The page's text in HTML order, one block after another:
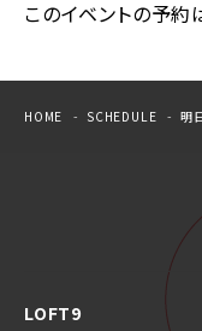
このイベントの予約
HOME SCHEDULE 明
LOFT9